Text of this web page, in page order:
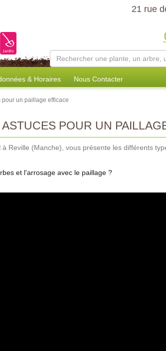
21 rue
& Horaires Nous Contacter
pour un paillage efficace
POUR UN
Reville (Manche), vous présente les différents
et l'arrosage avec le paillage ?